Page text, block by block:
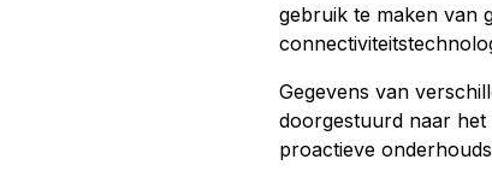
gebruik te maken van
Gegevens van
doorgestuurd naar
proactieve